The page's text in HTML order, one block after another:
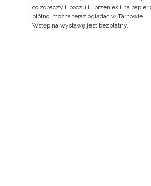
co zobaczyli, poczuli i przenieśli na papier
płótno, można teraz oglądać w Tarnowie.
Wstęp na wystawę jest bezpłatny.